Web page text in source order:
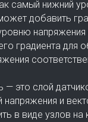
применений
напряжения.